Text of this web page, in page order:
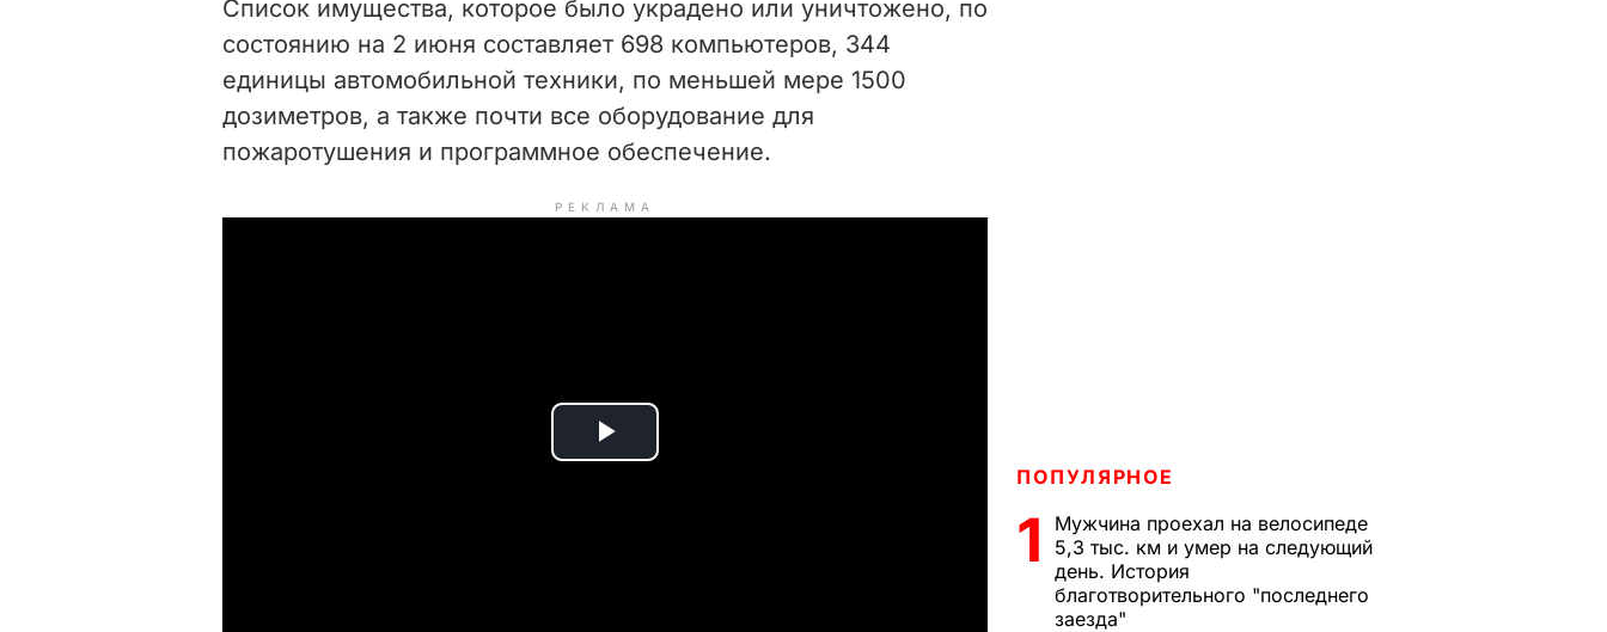
Список имущества, которое было украдено или уничтожено, по
состоянию на 2 июня составляет 698 компьютеров, 344
единицы автомобильной техники, по меньшей мере 1500
дозиметров, а также почти все оборудование для
пожаротушения и программное обеспечение.
РЕКЛАМА
P
ПОПУЛЯРНОЕ
1
Мужчина проехал на велосипеде
5,3 тыс. км и умер на следующий
день. История
благотворительного "последнего
заезда"